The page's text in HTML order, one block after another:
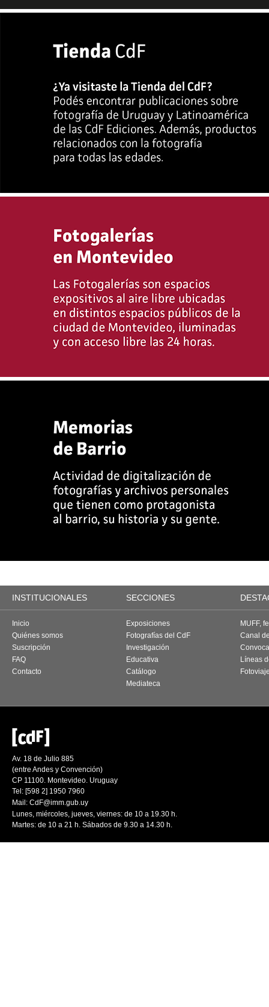
INSTITUCIONALES SECCIONES
Inicio
Quiénes somos
Suscripción
FAQ
Contacto
Exposiciones
Fotografías del CdF
Investigación
Educativa
Catálogo
Mediateca
MUFF,
Canal
Líneas
Av. 18 de Julio 885
(entre Andes y Convención)
CP 11100. Montevideo. Uruguay
Tel: [598 2] 1950 7960
Mail: CdF@imm.gub.uy
Lunes, miércoles, jueves, viernes: de 10 a 19.30 h.
Martes: de 10 a 21 h. Sábados de 9.30 a 14.30 h.